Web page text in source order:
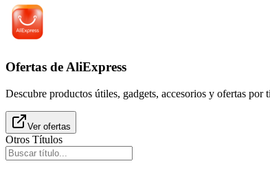
Ofertas de AliExpress
Descubre productos útiles, gadgets, accesorios y ofertas
Ver ofertas
Otros Títulos